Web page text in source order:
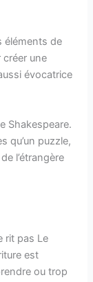
éléments de
une
évocatrice
Shakespeare.
qu’un puzzle,
l’étrangère
rit pas Le
est
ou trop